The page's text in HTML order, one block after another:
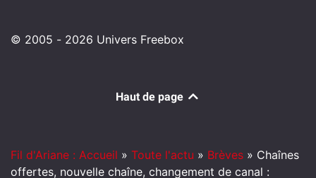
© 2005 - 2026 Univers Freebox
Haut de page
Fil d'Ariane : Accueil » Toute l'actu » Brèves » Chaînes
offertes, nouvelle chaîne, changement de canal :